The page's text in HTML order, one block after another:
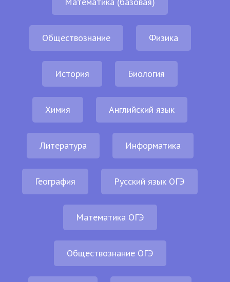
Обществознание Физика
История Биология
Химия Английский язык
Литература Информатика
География Русский язык ОГЭ
Математика ОГЭ
Обществознание ОГЭ